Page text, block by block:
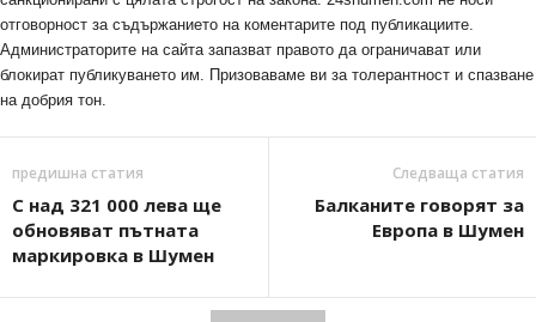
отговорност за съдържанието на коментарите под публикациите.
Администраторите на сайта запазват правото да ограничават или
блокират публикуването им. Призоваваме ви за толерантност и спазване
на добрия тон.
предишна статия
С над 321 000 лева ще
обновяват пътната
маркировка в Шумен
Следваща статия
Балканите говорят за
Европа в Шумен